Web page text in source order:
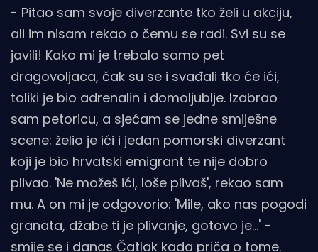
- Pitao sam svoje diverzante tko želi u akciju,
ali im nisam rekao o čemu se radi. Svi su se
javili! Kako mi je trebalo samo pet
dragovoljaca, čak su se i svađali tko će ići,
toliki je bio adrenalin i domoljublje. Izabrao
sam petoricu, a sjećam se jedne smiješne
scene: želio je ići i jedan pomorski diverzant
koji je bio hrvatski emigrant te nije dobro
plivao. 'Ne možeš ići, loše plivaš', rekao sam
mu. A on mi je odgovorio: 'Mile, ako nas pogodi
granata, džabe ti je plivanje, gotovo je...' -
smije se i danas Čatlak kada priča o tome.